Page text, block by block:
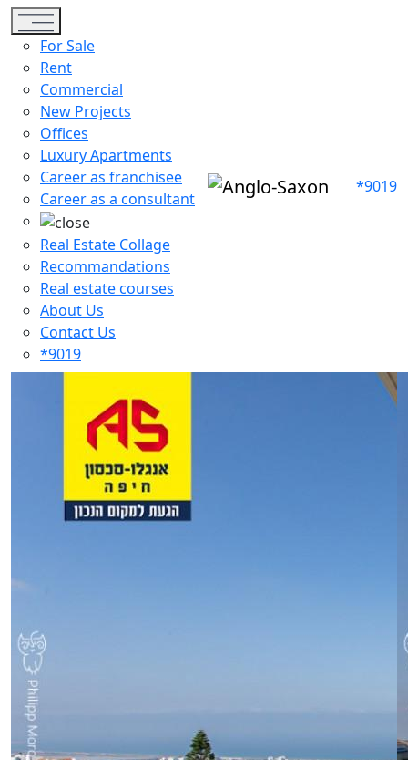
Toggle navigation
For Sale
Rent
Commercial
New Projects
Offices
Luxury Apartments
Career as franchisee
Career as a consultant
Real Estate Collage
Recommandations
Real estate courses
About Us
Contact Us
*9019
*9019